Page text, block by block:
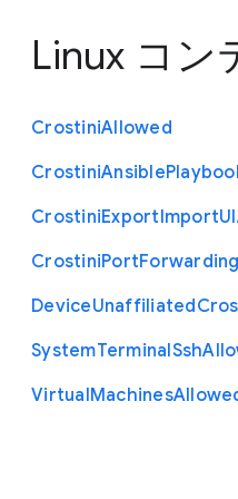
Linux コン
CrostiniAllowed
CrostiniAnsible
CrostiniExportImportUI
CrostiniPortForwarding
DeviceUnaffiliated
SystemTerminalSsh
VirtualMachines